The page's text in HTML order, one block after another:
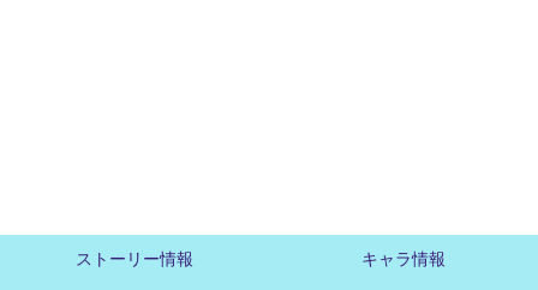
ストーリー情報 キャラ情報